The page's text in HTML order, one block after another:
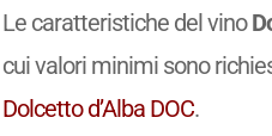
Le caratteristiche del vino
cui valori minimi sono
Dolcetto d’Alba DOC.